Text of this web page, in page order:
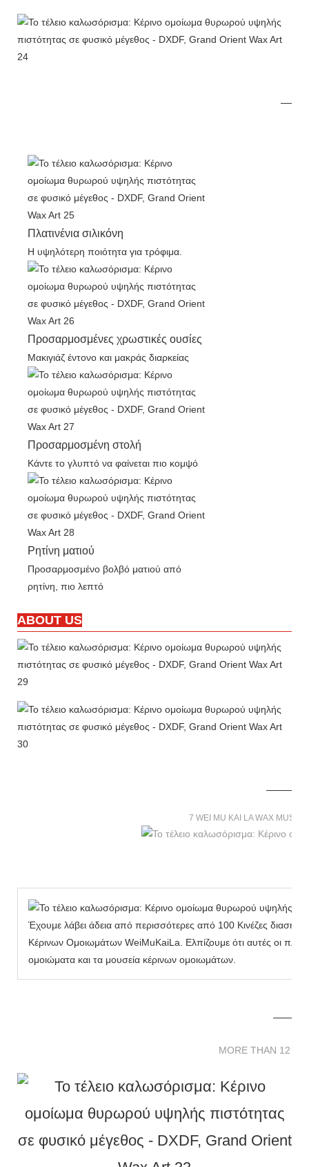
Πλατινένια σιλικόνη
Η υψηλότερη ποιότητα για τρόφιμα.
Προσαρμοσμένες χρωστικές ουσίες
Μακιγιάζ έντονο και μακράς διαρκείας
Προσαρμοσμένη στολή
Κάντε το γλυπτό να φαίνεται πιο κομψό
Ρητίνη ματιού
Προσαρμοσμένο βολβό ματιού από
ρητίνη, πιο λεπτό
ABOUT US
7 WEI MU KAI LA WAX
Έχουμε λάβει άδεια από περισσότερες από 100 Κινέζες
Κέρινων Ομοιωμάτων WeiMuKaiLa. Ελπίζουμε ότι αυτές οι
ομοιώματα και τα μουσεία κέρινων ομοιωμάτων.
MORE THAN 12